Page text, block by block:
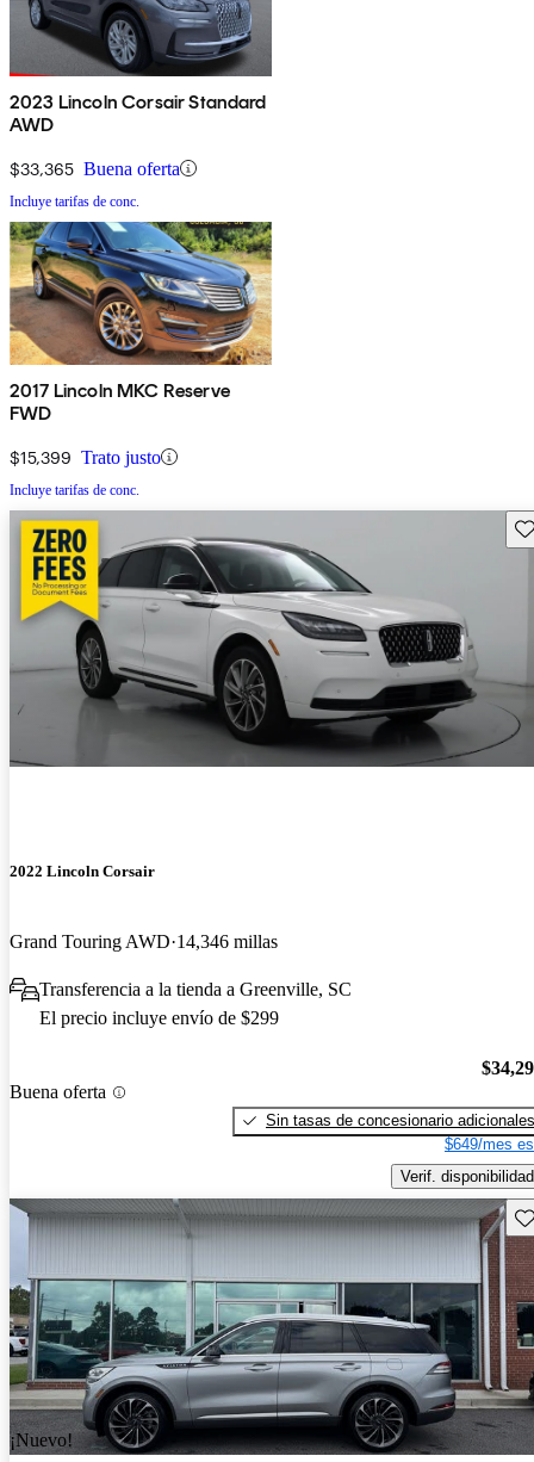
2023 Lincoln Corsair Standard
AWD
$33,365 Buena oferta
Incluye tarifas de conc.
2017 Lincoln MKC Reserve
FWD
$15,399 Trato justo
Incluye tarifas de conc.
2022 Lincoln Corsair
Grand Touring AWD 14,346 millas
Transferencia a la tienda a Greenville, SC
El precio incluye envío de $299
Buena oferta
Sin tasas de concesionario adicionales
$649/mes
Verif. disponibilidad
¡Nuevo!